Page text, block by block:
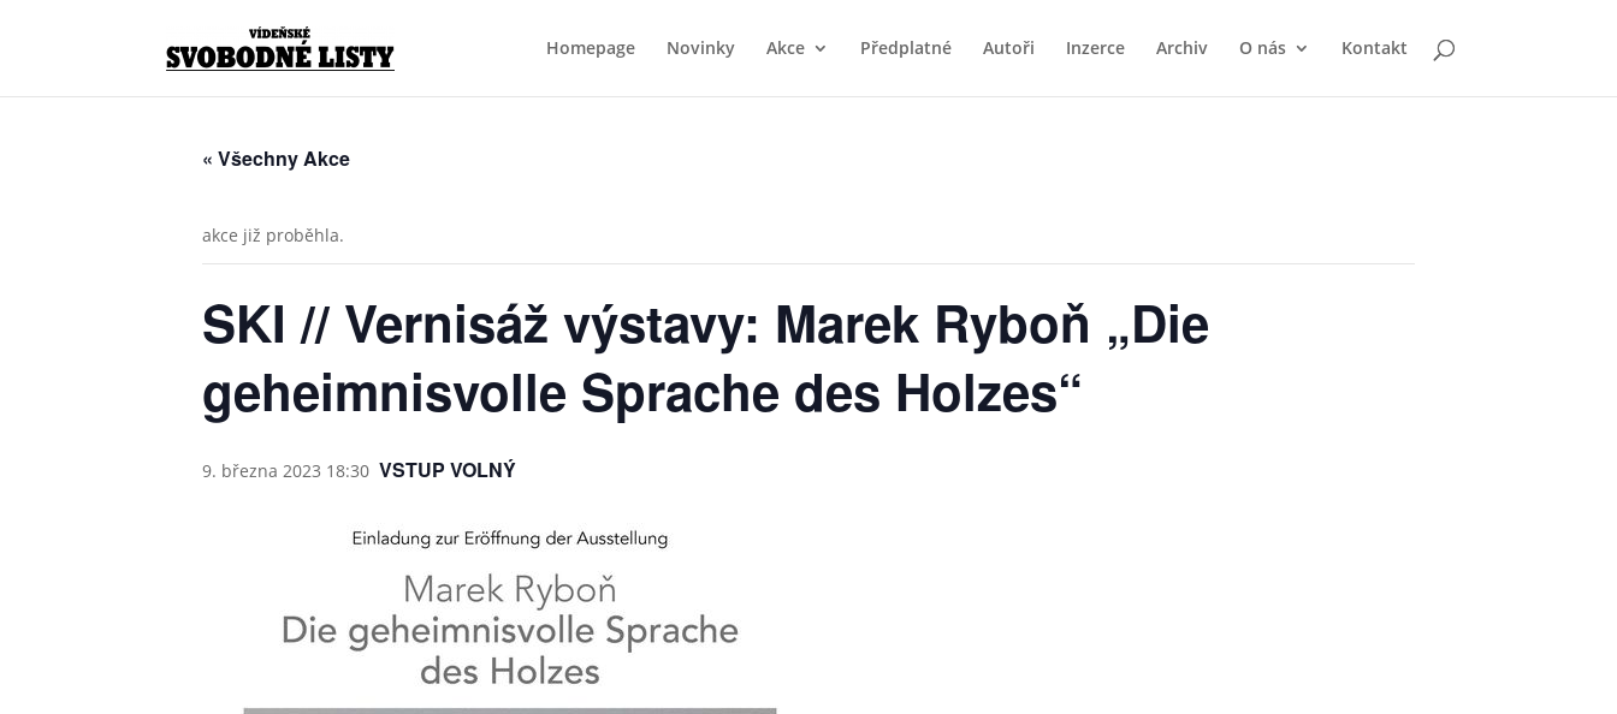
Homepage Novinky Akce Předplatné Autoři Inzerce Archiv O nás Kontakt
« Všechny Akce
akce již proběhla.
SKI // Vernisáž výstavy: Marek Ryboň „Die
geheimnisvolle Sprache des Holzes“
9. března 2023 18:30 VSTUP VOLNÝ